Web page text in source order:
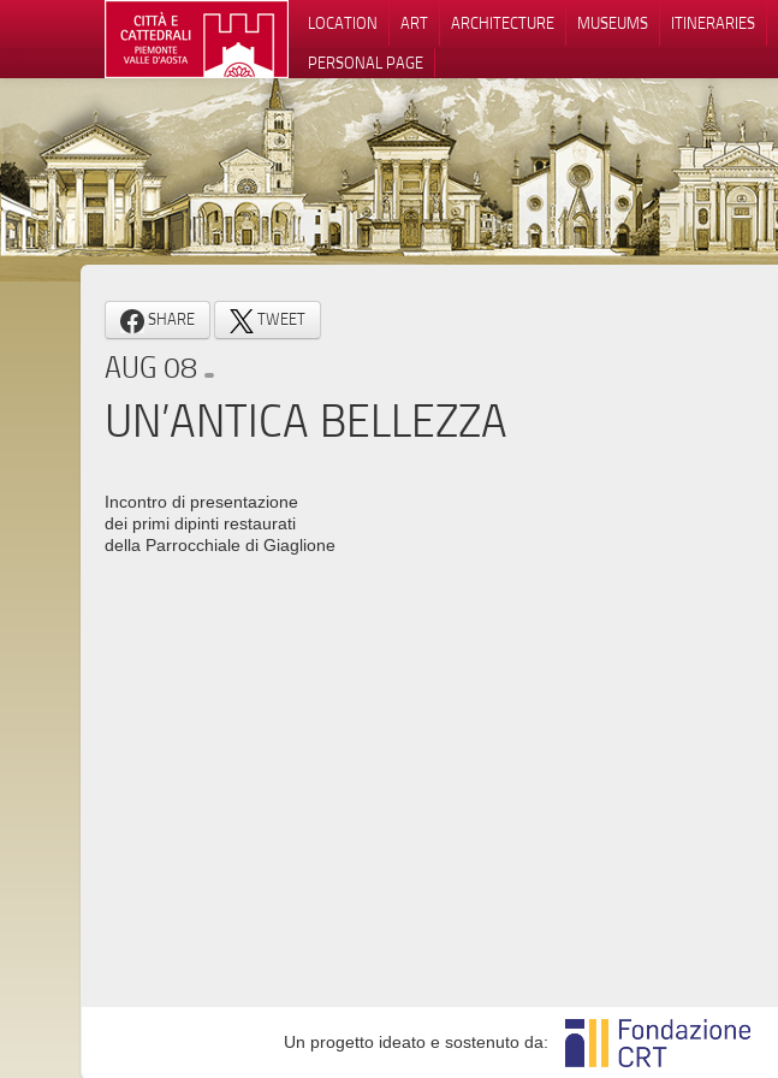
LOCATION ART ARCHITECTURE MUSEUMS ITINERARIES
PERSONAL PAGE
SHARE TWEET
AUG 08
UN’ANTICA BELLEZZA
Incontro di presentazione
dei primi dipinti restaurati
della Parrocchiale di Giaglione
Un progetto ideato e sostenuto da: